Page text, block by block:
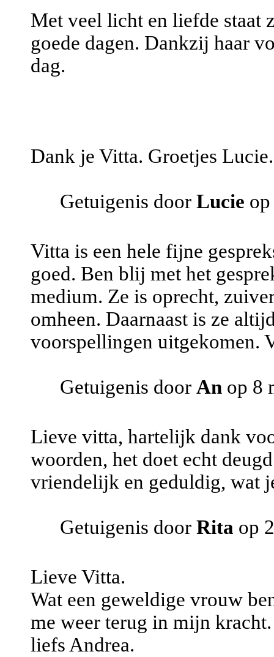
Met veel licht en liefde staat
goede dagen. Dankzij haar
dag.
Dank je Vitta. Groetjes Lucie.
Getuigenis door Lucie
Vitta is een hele fijne
goed. Ben blij met het
medium. Ze is oprecht,
omheen. Daarnaast is ze
voorspellingen uitgekomen.
Getuigenis door An op 8
Lieve vitta, hartelijk dank
woorden, het doet echt
vriendelijk en geduldig, wat
Getuigenis door Rita op
Lieve Vitta.
Wat een geweldige vrouw
me weer terug in mijn
liefs Andrea.